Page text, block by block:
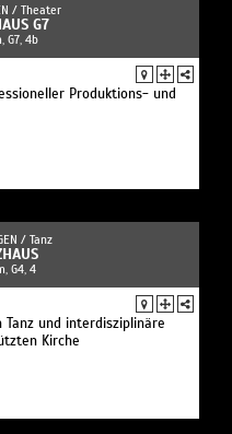
/ Theater
G7
G7, 4b
Produktions- und
/ Tanz
G4, 4
und interdisziplinäre
Kirche